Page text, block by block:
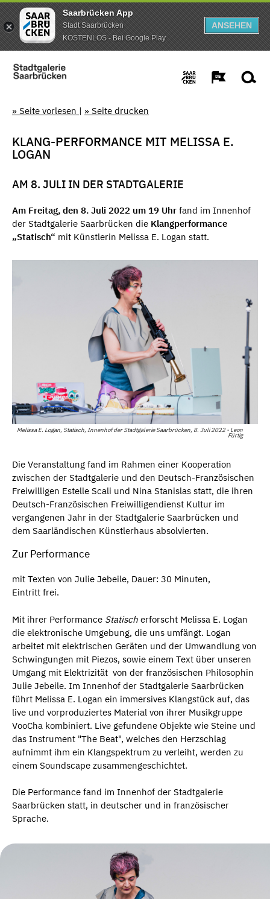
Saarbrücken App
Stadt Saarbrücken
KOSTENLOS - Bei Google Play
ANSEHEN
» Seite vorlesen | » Seite drucken
KLANG-PERFORMANCE MIT MELISSA E.
LOGAN
AM 8. JULI IN DER STADTGALERIE
Am Freitag, den 8. Juli 2022 um 19 Uhr fand im Innenhof
der Stadtgalerie Saarbrücken die Klangperformance
„Statisch“ mit Künstlerin Melissa E. Logan statt.
Melissa E. Logan, Statisch, Innenhof der Stadtgalerie Saarbrücken, 8. Juli 2022 - Leon
Fürtig
Die Veranstaltung fand im Rahmen einer Kooperation
zwischen der Stadtgalerie und den Deutsch-Französischen
Freiwilligen Estelle Scali und Nina Stanislas statt, die ihren
Deutsch-Französischen Freiwilligendienst Kultur im
vergangenen Jahr in der Stadtgalerie Saarbrücken und
dem Saarländischen Künstlerhaus absolvierten.
Zur Performance
mit Texten von Julie Jebeile, Dauer: 30 Minuten,
Eintritt frei.
Mit ihrer Performance Statisch erforscht Melissa E. Logan
die elektronische Umgebung, die uns umfängt. Logan
arbeitet mit elektrischen Geräten und der Umwandlung von
Schwingungen mit Piezos, sowie einem Text über unseren
Umgang mit Elektrizität von der französischen Philosophin
Julie Jebeile. Im Innenhof der Stadtgalerie Saarbrücken
führt Melissa E. Logan ein immersives Klangstück auf, das
live und vorproduziertes Material von ihrer Musikgruppe
VooCha kombiniert. Live gefundene Objekte wie Steine und
das Instrument "The Beat", welches den Herzschlag
aufnimmt ihm ein Klangspektrum zu verleiht, werden zu
einem Soundscape zusammengeschichtet.
Die Performance fand im Innenhof der Stadtgalerie
Saarbrücken statt, in deutscher und in französischer
Sprache.